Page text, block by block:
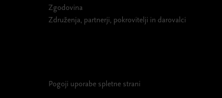
Zgodovina
Združenja, partnerji, pokrovitelji in darovalci
Pogoji uporabe spletne strani